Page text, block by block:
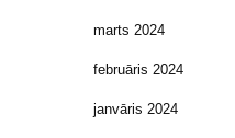
marts 2024
februāris 2024
janvāris 2024